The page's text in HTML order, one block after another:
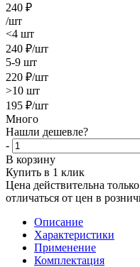
240 ₽
/шт
<4 шт
240 ₽/шт
5-9 шт
220 ₽/шт
>10 шт
195 ₽/шт
Много
Нашли дешевле?
-
В корзину
Купить в 1 клик
Цена действительна
отличаться от цен в
Описание
Характеристики
Применение
Комплектация